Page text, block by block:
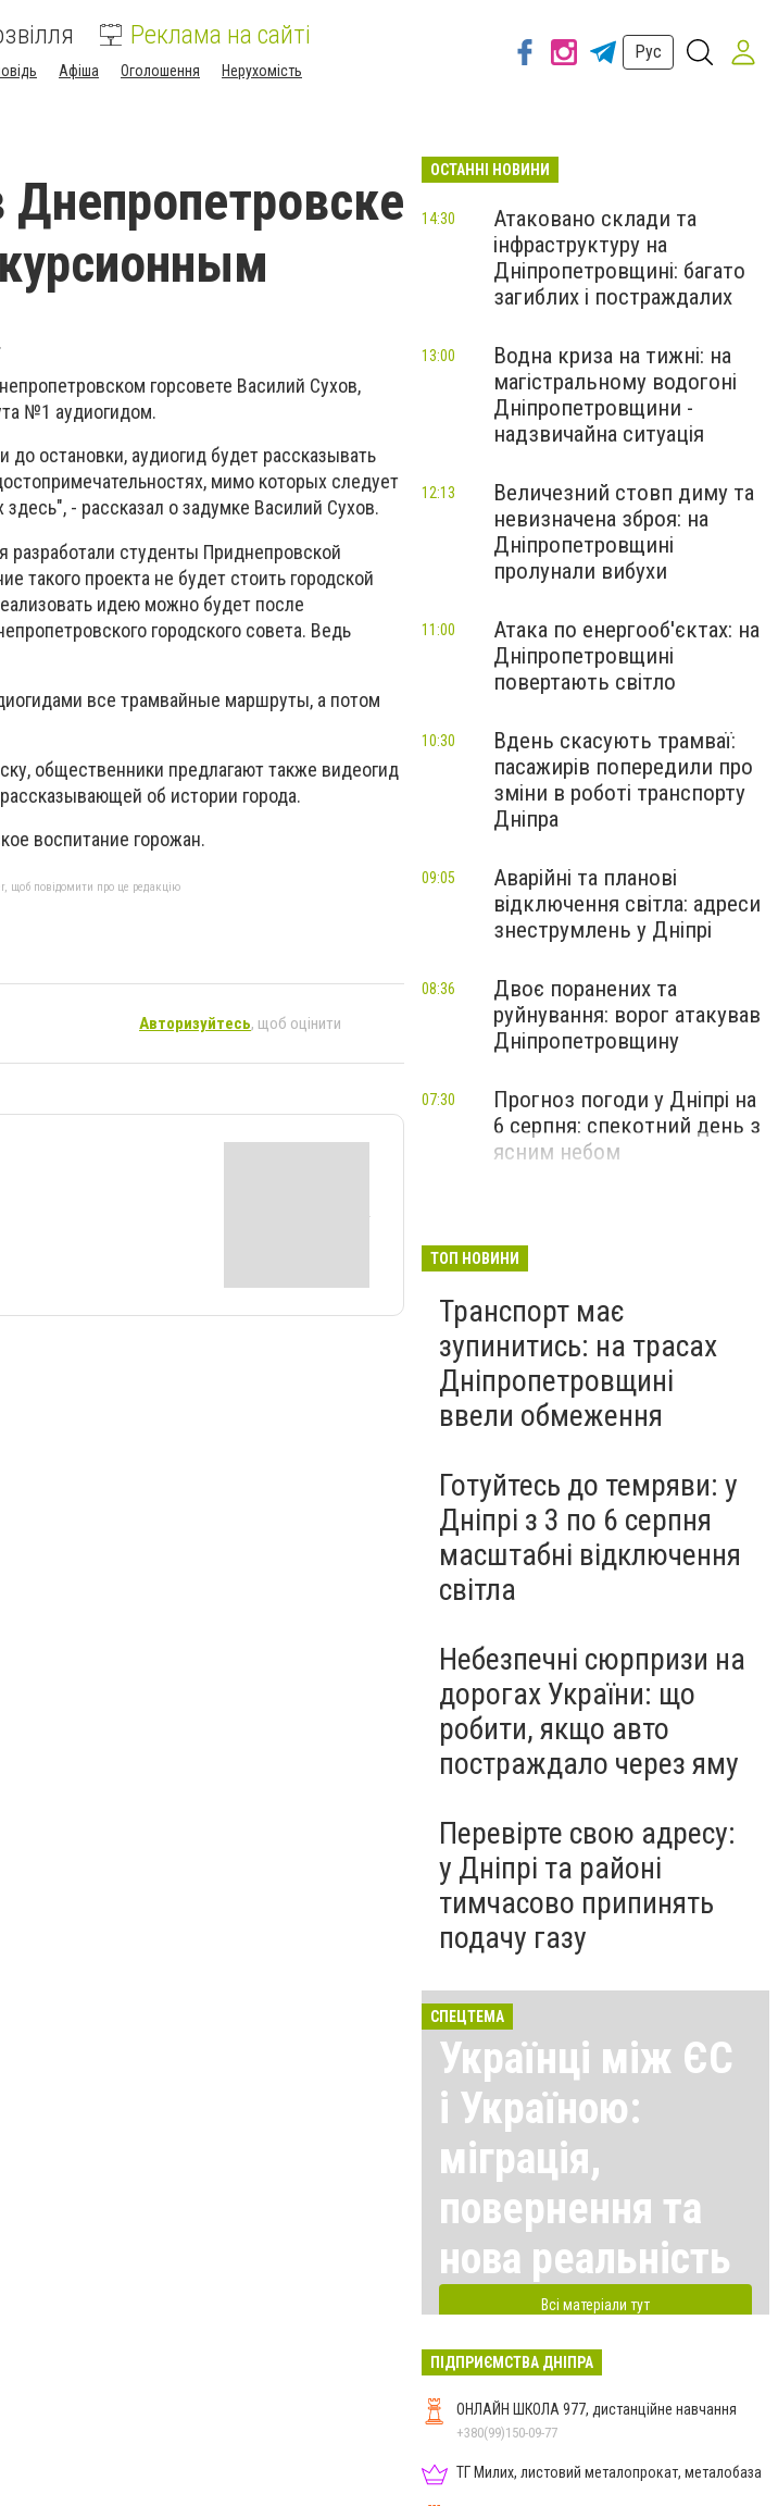
Реклама на сайті
Афіша Оголошення Нерухомість
Рус
горсовете Василий Сухов,
№1 аудиогидом.
до остановки, аудиогид будет рассказывать
мимо которых следует
- рассказал о задумке Василий Сухов.
разработали студенты Приднепровской
такого проекта не будет стоить городской
идею можно будет после
городского совета. Ведь
все трамвайные маршруты, а потом
общественники предлагают также видеогид
об истории города.
воспитание горожан.
щоб повідомити про це редакцію
Авторизуйтесь, щоб оцінити
ОСТАННІ НОВИНИ
Атаковано склади та
інфраструктуру на
Дніпропетровщині: багато
загиблих і постраждалих
14:30
Водна криза на тижні: на
магістральному водогоні
Дніпропетровщини -
надзвичайна ситуація
13:00
Величезний стовп диму та
невизначена зброя: на
Дніпропетровщині
пролунали вибухи
12:13
Атака по енергооб'єктах: на
Дніпропетровщині
повертають світло
11:00
Вдень скасують трамваї:
пасажирів попередили про
зміни в роботі транспорту
Дніпра
10:30
Аварійні та планові
відключення світла: адреси
знеструмлень у Дніпрі
09:05
Двоє поранених та
руйнування: ворог атакував
Дніпропетровщину
08:36
Прогноз погоди у Дніпрі на
6 серпня: спекотний день з
ясним небом
07:30
ТОП НОВИНИ
Транспорт має
зупинитись: на трасах
Дніпропетровщині
ввели обмеження
Готуйтесь до темряви: у
Дніпрі з 3 по 6 серпня
масштабні відключення
світла
Небезпечні сюрпризи на
дорогах України: що
робити, якщо авто
постраждало через яму
Перевірте свою адресу:
у Дніпрі та районі
тимчасово припинять
подачу газу
СПЕЦТЕМА
Українці між ЄС
і Україною:
міграція,
повернення та
нова реальність
Всі матеріали тут
ПІДПРИЄМСТВА ДНІПРА
ОНЛАЙН ШКОЛА 977, дистанційне навчання
+380(99)150-09-77
ТГ Милих, листовий металопрокат, металобаза